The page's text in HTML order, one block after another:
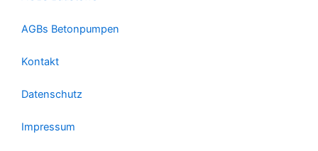
AGBs Betonpumpen
Kontakt
Datenschutz
Impressum